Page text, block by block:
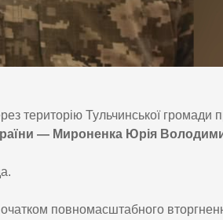
територію Тульчинської громади
— Мироненка Юрія
повномасштабного